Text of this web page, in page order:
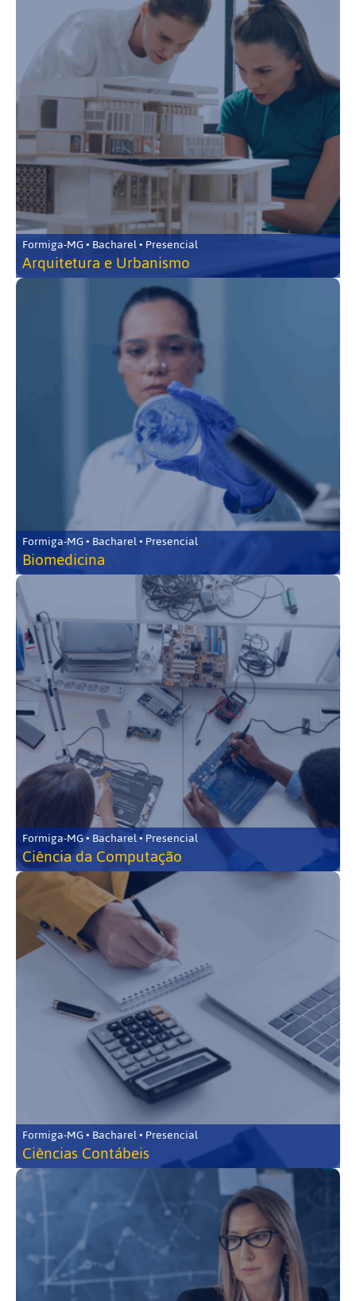
Formiga-MG • Bacharel • Presencial
Arquitetura e Urbanismo
Formiga-MG • Bacharel • Presencial
Biomedicina
Formiga-MG • Bacharel • Presencial
Ciência da Computação
Formiga-MG • Bacharel • Presencial
Ciências Contábeis